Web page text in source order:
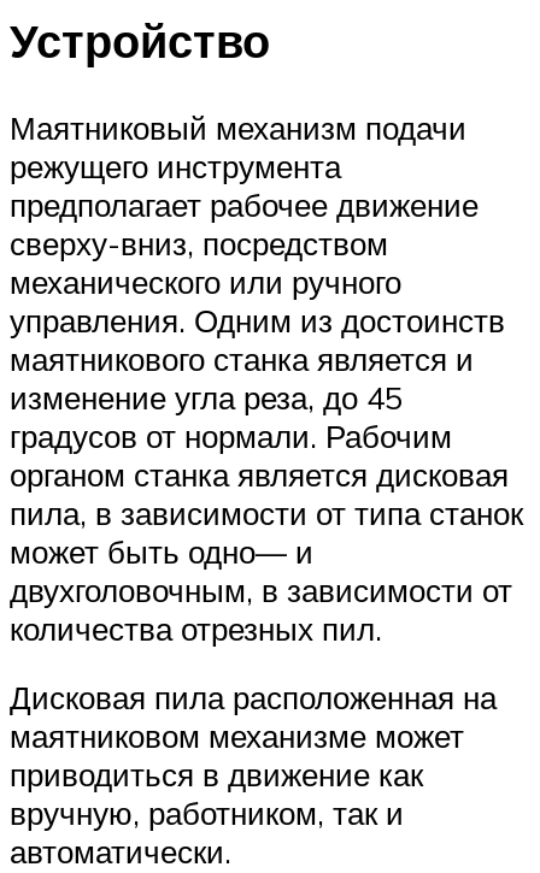
Устройство
Маятниковый механизм подачи
режущего инструмента
предполагает рабочее движение
сверху-вниз, посредством
механического или ручного
управления. Одним из достоинств
маятникового станка является и
изменение угла реза, до 45
градусов от нормали. Рабочим
органом станка является дисковая
пила, в зависимости от типа станок
может быть одно— и
двухголовочным, в зависимости от
количества отрезных пил.
Дисковая пила расположенная на
маятниковом механизме может
приводиться в движение как
вручную, работником, так и
автоматически.